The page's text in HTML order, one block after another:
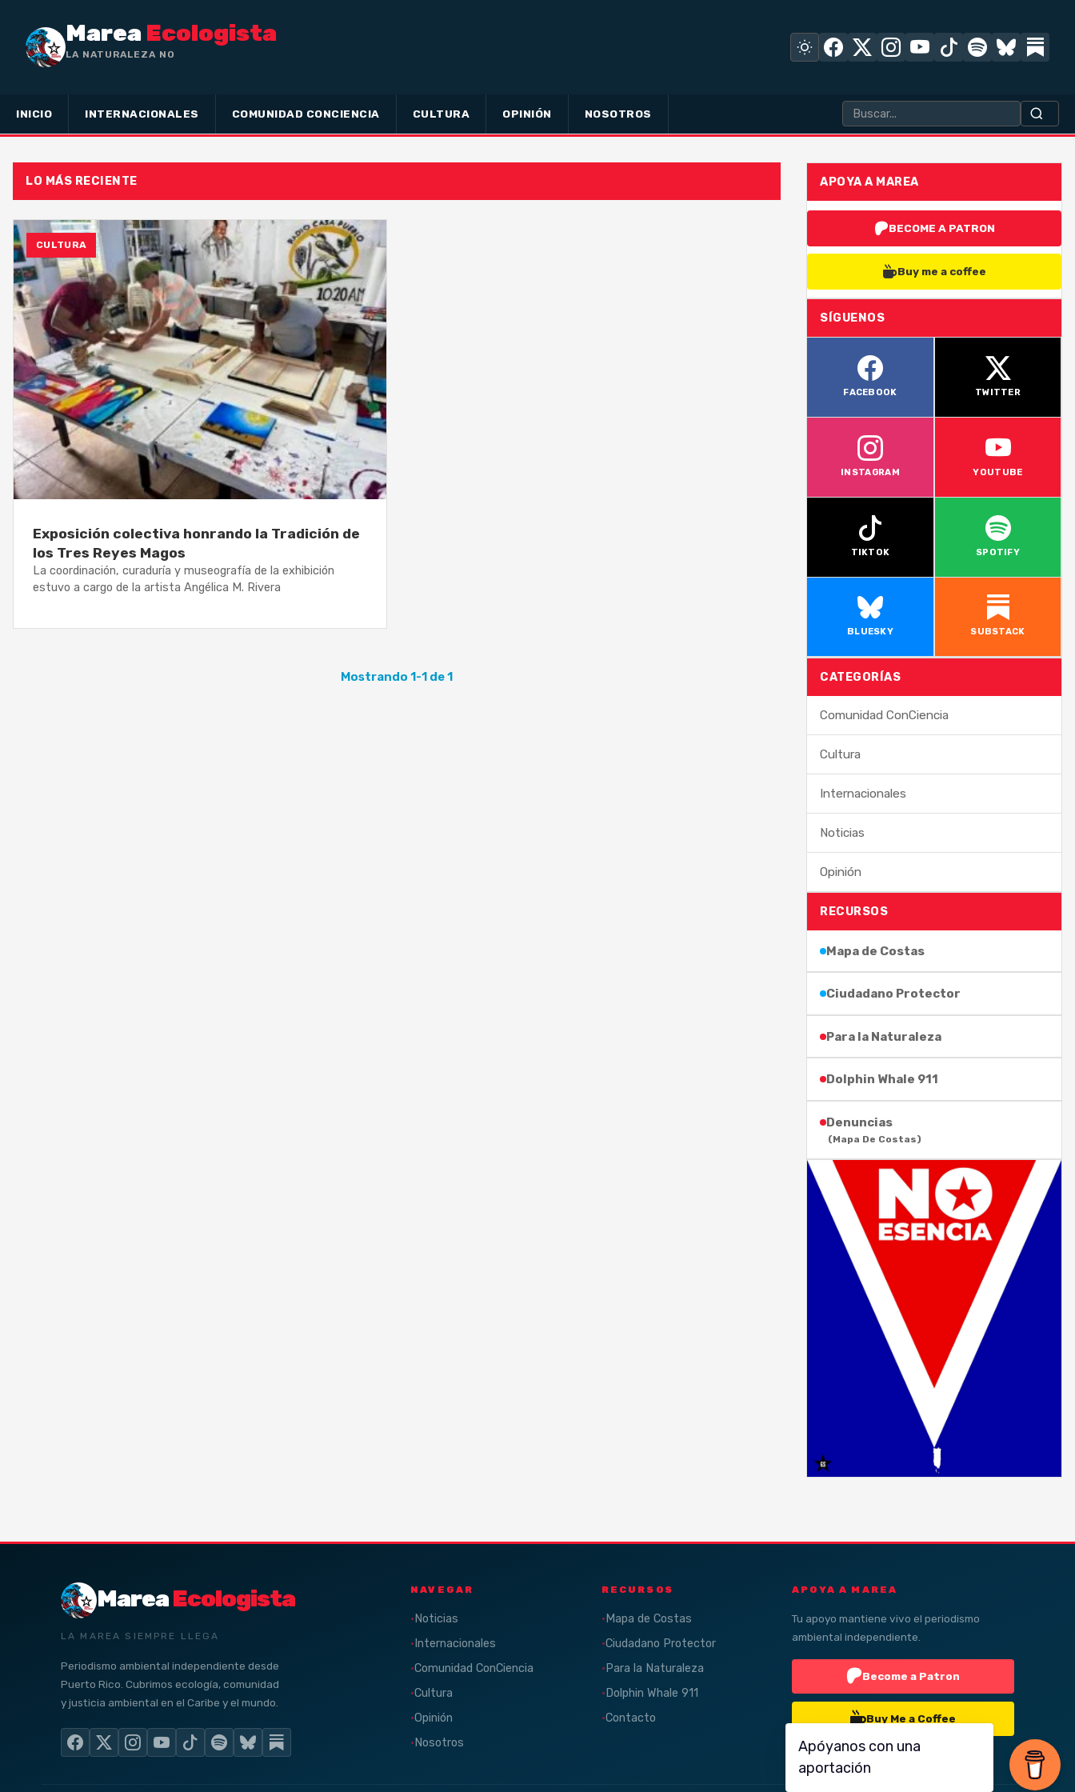
Marea Ecologista
LA NATURALEZA NO HA HECHO E
INICIO INTERNACIONALES COMUNIDAD CONCIENCIA CULTURA OPINIÓN NOSOTROS
LO MÁS RECIENTE
CULTURA
Exposición colectiva honrando la Tradición de
los Tres Reyes Magos
La coordinación, curaduría y museografía de la exhibición
estuvo a cargo de la artista Angélica M. Rivera
Mostrando 1-1 de 1
APOYA A MAREA
BECOME A PATRON
Buy me a coffee
SÍGUENOS
FACEBOOK TWITTER
INSTAGRAM YOUTUBE
TIKTOK SPOTIFY
BLUESKY SUBSTACK
CATEGORÍAS
Comunidad ConCiencia
Cultura
Internacionales
Noticias
Opinión
RECURSOS
Mapa de Costas
Ciudadano Protector
Para la Naturaleza
Dolphin Whale 911
Denuncias
(Mapa De Costas)
MareaEcologista
LA MAREA SIEMPRE LLEGA
Periodismo ambiental independiente desde
Puerto Rico. Cubrimos ecología, comunidad
y justicia ambiental en el Caribe y el mundo.
NAVEGAR
Noticias
Internacionales
Comunidad ConCiencia
Cultura
Opinión
Nosotros
RECURSOS
Mapa de Costas
Ciudadano Protector
Para la Naturaleza
Dolphin Whale 911
Contacto
APOYA A MAREA
Tu apoyo mantiene vivo el periodismo
ambiental independiente.
Become a Patron
Buy Me a Coffee